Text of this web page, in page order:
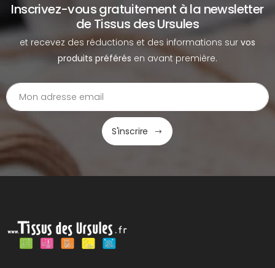
Inscrivez-vous gratuitement à la newsletter
de Tissus des Ursules
et recevez des réductions et des informations sur vos
produits préférés en avant première.
S'inscrire